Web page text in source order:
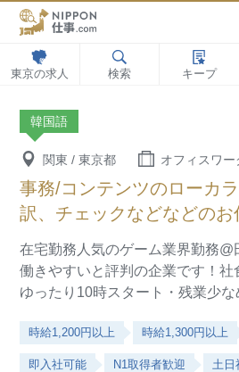
東京の求人 検索 キープ
韓国語
関東 / 東京都 オフィスワー
事務/コンテンツのローカ
訳、チェックなどなどのお
在宅勤務人気のゲーム業界勤務@
働きやすいと評判の企業です！
ゆったり10時スタート・残業少な
時給1,200円以上 時給1,300円以上
即入社可能 N1取得者歓迎 土日